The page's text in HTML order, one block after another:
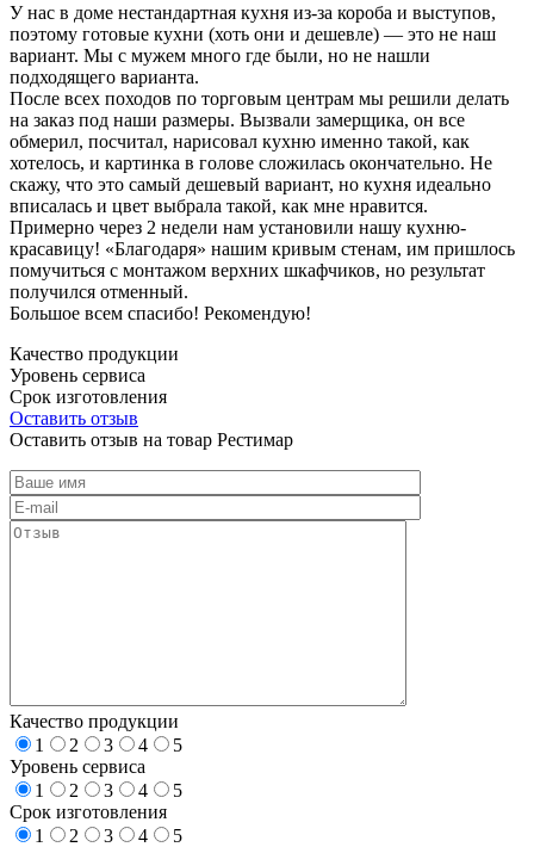
У нас в доме нестандартная кухня из-за короба и выступов,
поэтому готовые кухни (хоть они и дешевле) — это не наш
вариант. Мы с мужем много где были, но не нашли
подходящего варианта.
После всех походов по торговым центрам мы решили делать
на заказ под наши размеры. Вызвали замерщика, он все
обмерил, посчитал, нарисовал кухню именно такой, как
хотелось, и картинка в голове сложилась окончательно. Не
скажу, что это самый дешевый вариант, но кухня идеально
вписалась и цвет выбрала такой, как мне нравится.
Примерно через 2 недели нам установили нашу кухню-
красавицу! «Благодаря» нашим кривым стенам, им пришлось
помучиться с монтажом верхних шкафчиков, но результат
получился отменный.
Большое всем спасибо! Рекомендую!
Качество продукции
Уровень сервиса
Срок изготовления
Оставить отзыв
Оставить отзыв на товар Рестимар
Качество продукции
1
2 3 4
5
Уровень сервиса
1
2 3 4
5
Срок изготовления
1
2 3 4
5